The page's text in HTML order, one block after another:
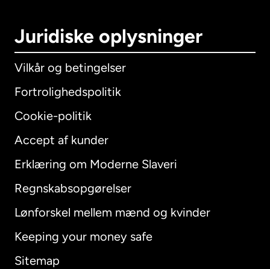
Juridiske oplysninger
Vilkår og betingelser
Fortrolighedspolitik
Cookie-politik
Accept af kunder
Erklæring om Moderne Slaveri
Regnskabsopgørelser
Lønforskel mellem mænd og kvinder
Keeping your money safe
Sitemap
International English
Australien